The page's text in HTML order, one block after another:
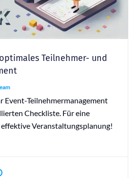
Teilnehmer- und
Event-Teilnehmermanagement
Checkliste. Für eine
Veranstaltungsplanung!